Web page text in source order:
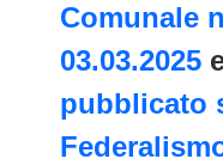
Comunale
03.03.2025
pubblicato